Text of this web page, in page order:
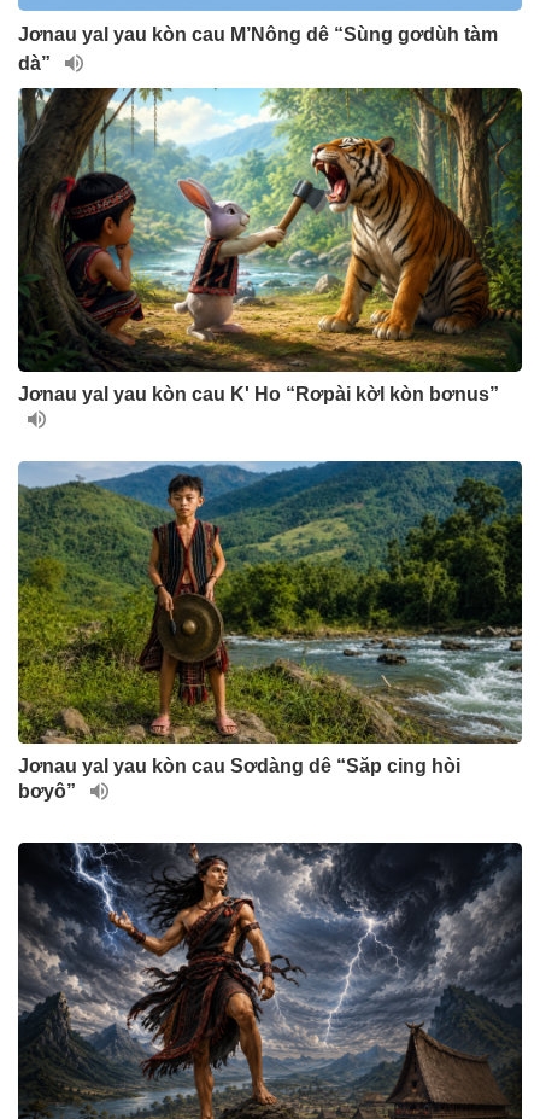
Jơnau yal yau kòn cau M’Nông dê “Sùng gơdùh tàm
dà”
Jơnau yal yau kòn cau K' Ho “Rơpài kờl kòn bơnus”
Jơnau yal yau kòn cau Sơdàng dê “Săp cing hòi
bơyô”